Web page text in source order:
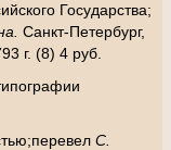
Государства;
Санкт-Петербург,
г. (8) 4 руб.
С.